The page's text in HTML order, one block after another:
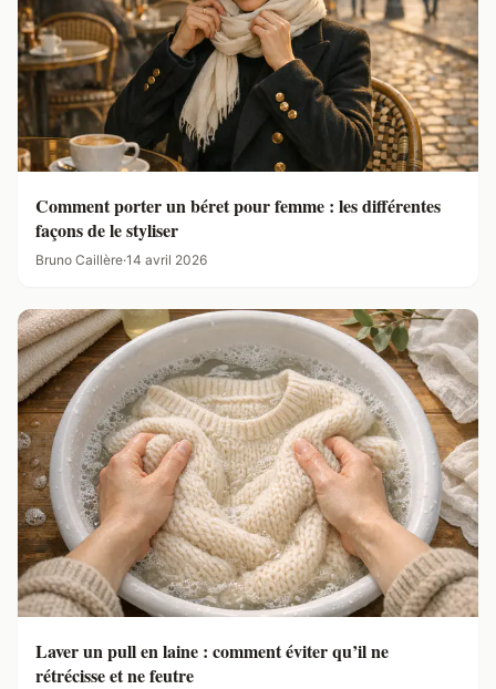
Comment porter un béret pour femme : les différentes
façons de le styliser
Bruno Caillère·14 avril 2026
Laver un pull en laine : comment éviter qu’il ne
rétrécisse et ne feutre